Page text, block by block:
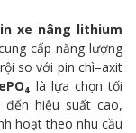
xe nâng lithium
cấp năng lượng
so với pin chì–axit
là lựa chọn tối
hiệu suất cao,
hoạt theo nhu cầu